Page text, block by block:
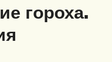
гороха.